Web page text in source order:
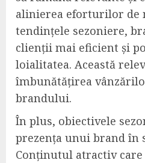
alinierea eforturilor de
tendințele sezoniere,
clienții mai eficient și
loialitatea. Această
îmbunătățirea
brandului.
În plus, obiectivele
prezența unui brand în
Conținutul atractiv